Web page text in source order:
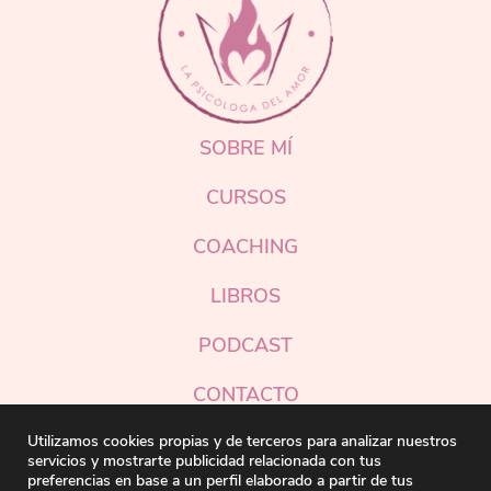
SOBRE MÍ
CURSOS
COACHING
LIBROS
PODCAST
CONTACTO
Instagram
Utilizamos cookies propias y de terceros para analizar nuestros
servicios y mostrarte publicidad relacionada con tus
preferencias en base a un perfil elaborado a partir de tus